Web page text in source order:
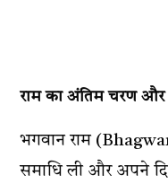
राम का अंतिम चरण और
भगवान राम
समाधि ली और अपने